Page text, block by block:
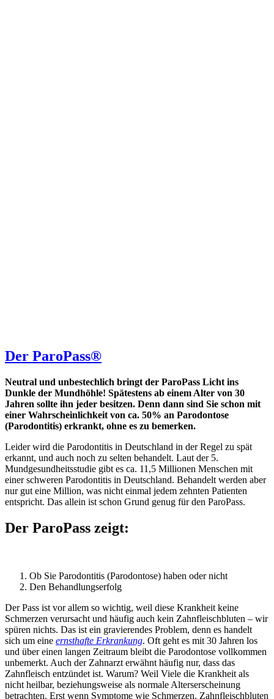
Der ParoPass®
Neutral und unbestechlich bringt der ParoPass Licht ins
Dunkle der Mundhöhle! Spätestens ab einem Alter von 30
Jahren sollte ihn jeder besitzen. Denn dann sind Sie schon mit
einer Wahrscheinlichkeit von ca. 50% an Parodontose
(Parodontitis) erkrankt, ohne es zu bemerken.
Leider wird die Parodontitis in Deutschland in der Regel zu spät
erkannt, und auch noch zu selten behandelt. Laut der 5.
Mundgesundheitsstudie gibt es ca. 11,5 Millionen Menschen mit
einer schweren Parodontitis in Deutschland. Behandelt werden aber
nur gut eine Million, was nicht einmal jedem zehnten Patienten
entspricht. Das allein ist schon Grund genug für den ParoPass.
Der ParoPass zeigt:
Ob Sie Parodontitis (Parodontose) haben oder nicht
Den Behandlungserfolg
Der Pass ist vor allem so wichtig, weil diese Krankheit keine
Schmerzen verursacht und häufig auch kein Zahnfleischbluten – wir
spüren nichts. Das ist ein gravierendes Problem, denn es handelt
sich um eine ernsthafte Erkrankung. Oft geht es mit 30 Jahren los
und über einen langen Zeitraum bleibt die Parodontose vollkommen
unbemerkt. Auch der Zahnarzt erwähnt häufig nur, dass das
Zahnfleisch entzündet ist. Warum? Weil Viele die Krankheit als
nicht heilbar, beziehungsweise als normale Alterserscheinung
betrachten. Erst wenn Symptome wie Schmerzen, Zahnfleischbluten